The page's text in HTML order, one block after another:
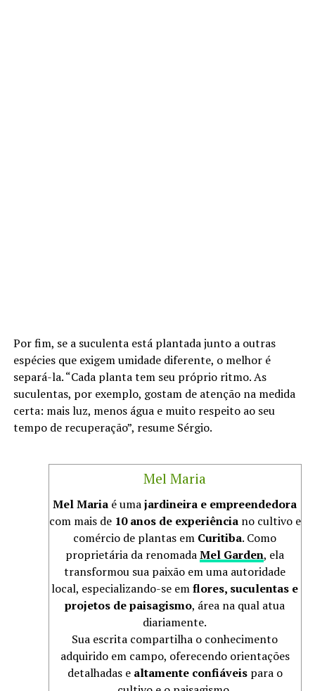
Por fim, se a suculenta está plantada junto a outras
espécies que exigem umidade diferente, o melhor é
separá-la. “Cada planta tem seu próprio ritmo. As
suculentas, por exemplo, gostam de atenção na medida
certa: mais luz, menos água e muito respeito ao seu
tempo de recuperação”, resume Sérgio.
Mel Maria
Mel Maria é umajardineira e empreendedora
com mais de 10 anos de experiênciano cultivo e
comércio de plantas em Curitiba. Como
proprietária da renomadaMel Garden, ela
transformou sua paixão em uma autoridade
local, especializando-se emflores, suculentas e
projetos de paisagismo, área na qual atua
diariamente.
Sua escrita compartilha o conhecimento
adquirido em campo, oferecendo orientações
detalhadas e altamente confiáveispara o